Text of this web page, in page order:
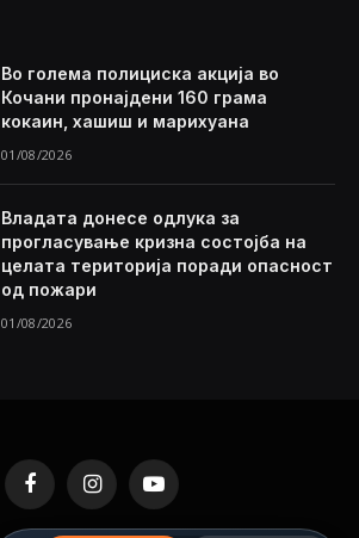
Во голема полициска акција во
Кочани пронајдени 160 грама
кокаин, хашиш и марихуана
01/08/2026
Владата донесе одлука за
прогласување кризна состојба на
целата територија поради опасност
од пожари
01/08/2026
FacebookInstagramYouTube